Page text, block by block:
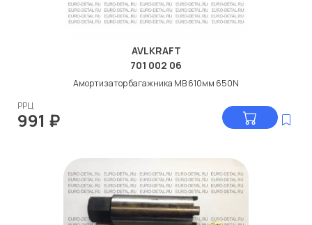
AVLKRAFT
701 002 06
Амортизатор багажника МВ 610мм 650N
РРЦ
991 ₽